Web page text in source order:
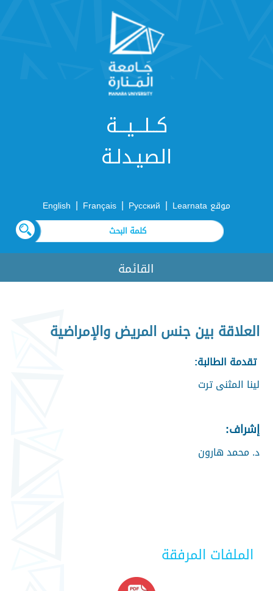
كــلـــيـــة
الصيـدلـة
موقع Learnata |
Русский
|
Français
|
English
القائمة
العلاقة بين جنس المريض والإمراضية
تقدمة الطالبة:
لينا المثنى ترت
إشراف:
د. محمد هارون
الملفات المرفقة